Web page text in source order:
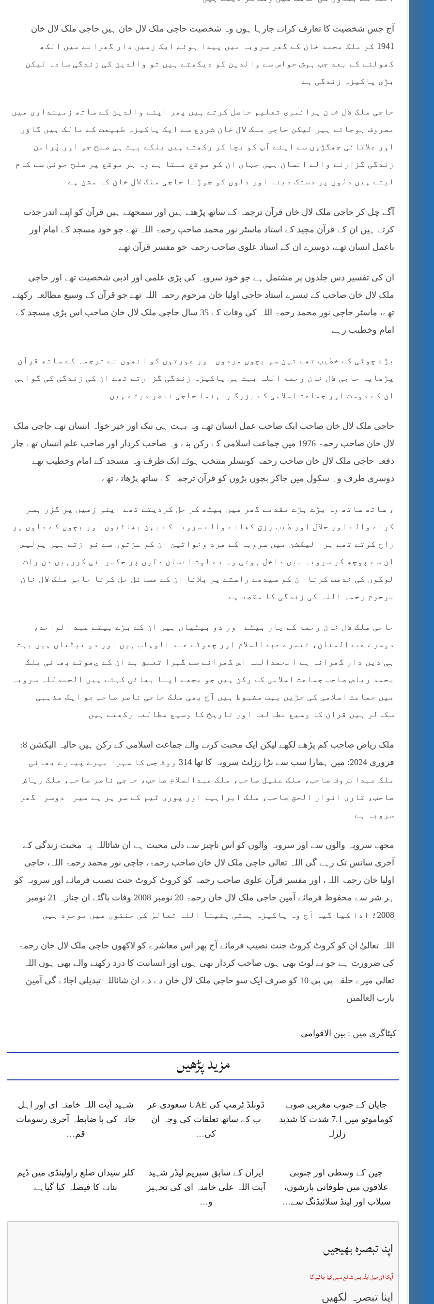
آج جس شخصیت کا تعارف کرانے جارہا ہوں وہ شخصیت حاجی ملک لال خان ہیں حاجی ملک لال خان
1941 کو ملک محمد خان کے گھر سروبہ میں پیدا ہوئے ایک زمیں دار گھرانے میں آنکھ
کھولنے کے بعد جب ہوش حواس سے والدین کو دیکھتے ہیں تو والدین کی زندگی سادہ لیکن
بڑی پاکیزہ زندگی ہے
حاجی ملک لال خان پرائمری تعلیم حاصل کرتے ہیں پھر اپنے والدین کے ساتھ زمینداری میں
مصروف ہوجاتے ہیں لیکن حاجی ملک لال خان شروع سے ایک پاکیزہ طبیعت کے مالک ہیں گاؤں
اور علاقائی جھگڑوں سے اپنے آپ کو بچا کر رکھتے ہیں بلکے بہت ہی صلح جو اور پُرامن
زندگی گزارنے والے انسان ہیں جہاں ان کو موقع ملتا ہے وہ ہر موقع پر صلح جوئی سے کام
لیتے ہیں دلوں پر دستک دینا اور دلوں کو جوڑنا حاجی ملک لال خان کا مشن ہے
آگے چل کر حاجی ملک لال خان قرآن ترجمہ کے ساتھ پڑھتے ہیں اور سمجھتے ہیں قرآن کو اپنے اندر جذب
کرتے ہیں ان کے قرآن مجید کے استاد ماسٹر نور محمد صاحب رحمۃ اللہ تھے جو خود مسجد کے امام اور
باعمل انسان تھے، دوسرے ان کے استاد علوی صاحب رحمۃ جو مفسر قرآن تھے
ان کی تفسیر دس جلدوں پر مشتمل ہے جو خود سروبہ کی بڑی علمی اور ادبی شخصیت تھے اور حاجی
ملک لال خان صاحب کے تیسرے استاد حاجی اولیا خان مرحوم رحمہ اللہ تھے جو قرآن کے وسیع مطالعہ رکھتے
تھے، ماسٹر حاجی نور محمد رحمۃ اللہ کی وفات کے 35 سال حاجی ملک لال خان صاحب اس بڑی مسجد کے
امام وخطیب رہے
بڑے چوٹی کے خطیب تھے تین سو بچوں مردوں اور عورتوں کو انھوں نے ترجمہ کے ساتھ قرآن
پڑھایا حاجی لال خان رحمۃ اللہ بہت ہی پاکیزہ زندگی گزارتے تھے ان کی زندگی کی گواہی
ان کے دوست اور جماعت اسلامی کے بزرگ راہنما حاجی ناصر دیتے ہیں
حاجی ملک لال خان صاحب ایک صاحب عمل انسان تھے وہ بہت ہی نیک اور خیر خواہ انسان تھے حاجی ملک
لال خان صاحب رحمۃ 1976 میں جماعت اسلامی کے رکن بنے وہ صاحب کردار اور صاحب علم انسان تھے چار
دفعہ حاجی ملک لال خان صاحب رحمۃ کونسلر منتخب ہوئے ایک طرف وہ مسجد کے امام وخطیب تھے
دوسری طرف وہ سکول میں جاکر بچوں بڑوں کو قرآن ترجمہ کے ساتھ پڑھاتے تھے
، ساتھ ساتھ وہ بڑے بڑے مقدمے گھر میں بیٹھ کر حل کردیتے تھے اپنی زمیں پر گزر بسر
کرنے والے اور حلال اور طیب رزق کھانے والے سروبہ کے بہن بھائیوں اور بچوں کے دلوں پر
راج کرتے تھے ہر الیکشن میں سروبہ کے مرد وخواتین ان کو عزتوں سے نوازتے ہیں پولیس
ان سے پوچھ کر سروبہ میں داخل ہوتی وہ بے لوث انسان دلوں پر حکمرانی کررہیں دن رات
لوگوں کی خدمت کرنا ان کو سیدھے راستے پر بلانا ان کے مسائل حل کرنا حاجی ملک لال خان
مرحوم رحمہ اللہ کی زندگی کا مقصد ہے
حاجی ملک لال خان رحمۃ کے چار بیٹے اور دو بیٹیاں ہیں ان کے بڑے بیٹے عبد الواحد،
دوسرے عبدالمنان، تیسرے عبدالسلام اور چھوٹے عبد الوہاب ہیں اور دو بیٹیاں ہیں بہت
ہی دین دار گھرانہ ہے الحمداللہ اس گھرانے سے گہرا تعلق ہے ان کے چھوٹے بھائی ملک
محمد ریاض صاحب جماعت اسلامی کے رکن ہیں جو مجھے اپنا بھائی کہتے ہیں الحمدللہ سروبہ
میں جماعت اسلامی کی جڑیں بہت مضبوط ہیں آج بھی ملک حاجی ناصر صاحب جو ایک مذہبی
سکالر ہیں قرآن کا وسیع مطالعہ اور تاریخ کا وسیع مطالعہ رکھتے ہیں
ملک ریاض صاحب کم پڑھے لکھے لیکن ایک محبت کرنے والے جماعت اسلامی کے رکن ہیں حالیہ الیکشن 8:
فروری 2024: میں ہمارا سب سے بڑا رزلٹ سروبہ کا تھا 314 ووٹ جس کا سہرا میرے پیارے بھائی
ملک عبدالروف صاحب، ملک عقیل صاحب، ملک عبدالسلام صاحب، حاجی ناصر صاحب، ملک ریاض
صاحب، قاری انوار الحق صاحب، ملک ابراہیم اور پوری ٹیم کے سر پر ہے میرا دوسرا گھر
سروبہ ہے
مجھے سروبہ والوں سے اور سروبہ والوں کو اس ناچیز سے دلی محبت ہے ان شائاللہ یہ محبت زندگی کے
آخری سانس تک رہے گی اللہ تعالیٰ حاجی ملک لال خان صاحب رحمۃ، جاجی نور محمد رحمۃ اللہ، حاجی
اولیا خان رحمۃ اللہ، اور مفسر قرآن علوی صاحب رحمۃ کو کروٹ کروٹ جنت نصیب فرمائے اور سروبہ کو
ہر شر سے محفوظ فرمائے آمین حاجی ملک لال خان رحمۃ 20 نومبر 2008 وفات پاگئے ان جنازہ 21 نومبر
2008؛ ادا کیا گیا آج وہ پاکیزہ ہستی یقیناَ اللہ تعالیٰ کی جنتوں میں موجود ہیں
اللہ تعالیٰ ان کو کروٹ کروٹ جنت نصیب فرمائے آج پھر اس معاشرے کو لاکھوں حاجی ملک لال خان رحمۃ
کی ضرورت ہے جو بے لوث بھی ہوں صاحب کردار بھی ہوں اور انسانیت کا درد رکھنے والے بھی ہوں اللہ
تعالیٰ میرے حلقہ پی پی 10 کو صرف ایک سو حاجی ملک لال خان دے دے ان شائاللہ تبدیلی اجائے گی آمین
یارب العالمین
کیٹاگری میں : بین الاقوامی
مزید پڑھیں
جاپان کے جنوب مغربی صوبے
کوماموتو میں 7.1 شدت کا شدید
زلزلہ
ڈونلڈ ٹرمپ کی UAE سعودی عر
ب کے ساتھ تعلقات کی وجہ ان
کی…
شہید آیت اللہ خامنہ ای اور اہل
خانہ کی با ضابطہ آخری رسومات
قم…
چین کے وسطی اور جنوبی
علاقوں میں طوفانی بارشوں،
سیلاب اور لینڈ سلائیڈنگ سے…
ایران کے سابق سپریم لیڈر شہید
آیت اللہ علی خامنہ ای کی تجہیز
و…
کلر سیداں ضلع راولپنڈی میں ڈیم
بنانے کا فیصلہ کیا گیاہے
اپنا تبصرہ بھیجیں
آپکا ای میل ایڈریس شائع نہیں کیا جائے گا
اپنا تبصرہ لکھیں